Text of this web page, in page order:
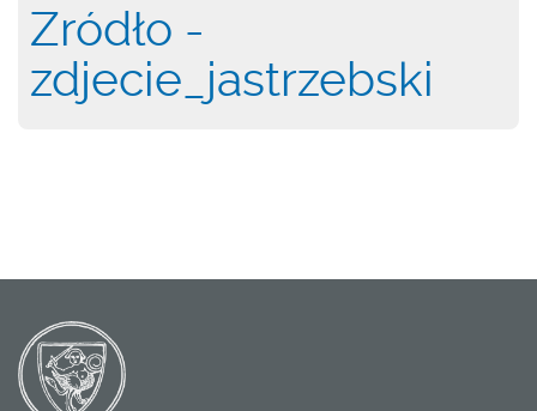
Zródło -
zdjecie_jastrzebski